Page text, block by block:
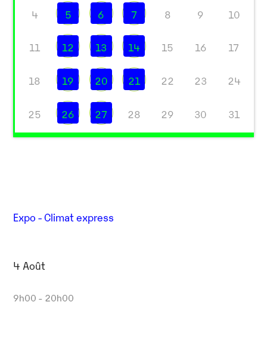
4 5 6 7 8 9 10
11 12 13 14 15 16 17
18 19 20 21 22 23 24
25 26 27 28 29 30 31
Expo - Climat express
4 Août
9h00 - 20h00